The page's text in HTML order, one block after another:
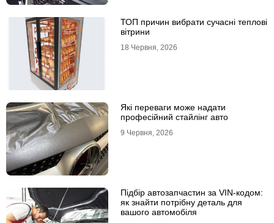
ТОП причин вибрати сучасні теплові
вітрини
18 Червня, 2026
Які переваги може надати
професійний стайлінг авто
9 Червня, 2026
Підбір автозапчастин за VIN-кодом:
як знайти потрібну деталь для
вашого автомобіля